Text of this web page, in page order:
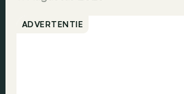
ADVERTENTIE